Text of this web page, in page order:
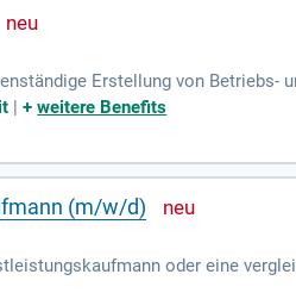
Erstellung von Betriebs-
Datenaustausch;
|+weitere Benefits
(m/w/d)
oder eine